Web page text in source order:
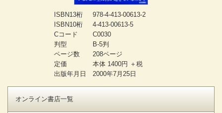
ISBN13桁
978-4-413-00613-2
ISBN10桁
4-413-00613-5
Cコード
C0030
判型
B-5判
ページ数
208ページ
定価
本体 1400円 ＋税
出版年月日
2000年7月25日
オンライン書店一覧